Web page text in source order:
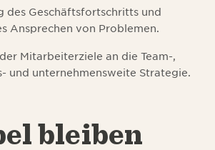
des Geschäftsfortschritts und
Ansprechen von Problemen.
Mitarbeiterziele an die Team-,
und unternehmensweite Strategie.
bleiben